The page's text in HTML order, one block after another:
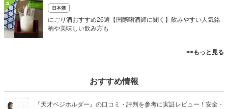
4
日本酒
にごり酒おすすめ26選【国際唎酒師に聞く】飲みやすい人気銘
柄や美味しい飲み方も
>>もっと見る
おすすめ情報
『天才ベジホルダー』の口コミ・評判を参考に実証レビュー！安全・